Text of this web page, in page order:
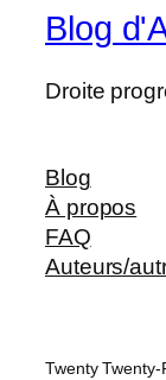
Blog
Droite
Blog
À propos
FAQ
Auteurs/
Twenty Twenty-